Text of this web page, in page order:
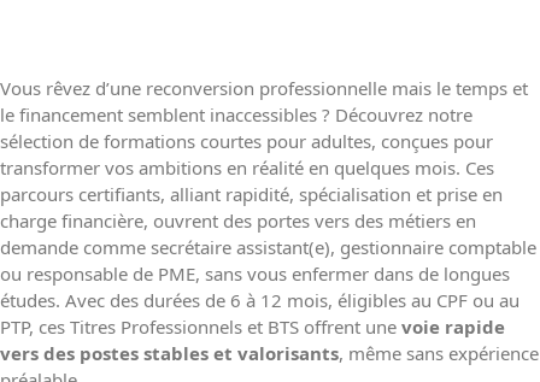
Vous rêvez d’une reconversion professionnelle mais le temps et
le financement semblent inaccessibles ? Découvrez notre
sélection de formations courtes pour adultes, conçues pour
transformer vos ambitions en réalité en quelques mois. Ces
parcours certifiants, alliant rapidité, spécialisation et prise en
charge financière, ouvrent des portes vers des métiers en
demande comme secrétaire assistant(e), gestionnaire comptable
ou responsable de PME, sans vous enfermer dans de longues
études. Avec des durées de 6 à 12 mois, éligibles au CPF ou au
PTP, ces Titres Professionnels et BTS offrent une voie rapide
vers des postes stables et valorisants, même sans expérience